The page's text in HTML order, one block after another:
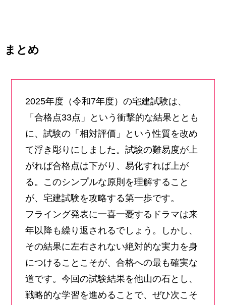
まとめ
2025年度（令和7年度）の宅建試験は、
「合格点33点」という衝撃的な結果ととも
に、試験の「相対評価」という性質を改め
て浮き彫りにしました。試験の難易度が上
がれば合格点は下がり、易化すれば上が
る。このシンプルな原則を理解すること
が、宅建試験を攻略する第一歩です。
フライング発表に一喜一憂するドラマは来
年以降も繰り返されるでしょう。しかし、
その結果に左右されない絶対的な実力を身
につけることこそが、合格への最も確実な
道です。今回の試験結果を他山の石とし、
戦略的な学習を進めることで、ぜひ次こそ